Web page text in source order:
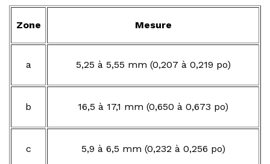
Zone Mesure
a 5,25 à 5,55 mm (0,207 à 0,219 po)
b 16,5 à 17,1 mm (0,650 à 0,673 po)
c 5,9 à 6,5 mm (0,232 à 0,256 po)